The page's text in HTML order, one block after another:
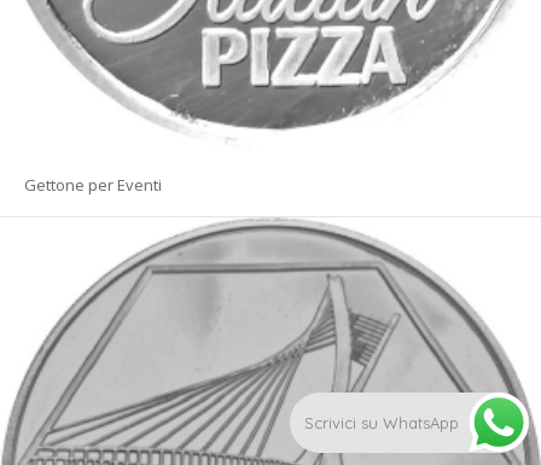
Gettone per Eventi
Scrivici su WhatsApp